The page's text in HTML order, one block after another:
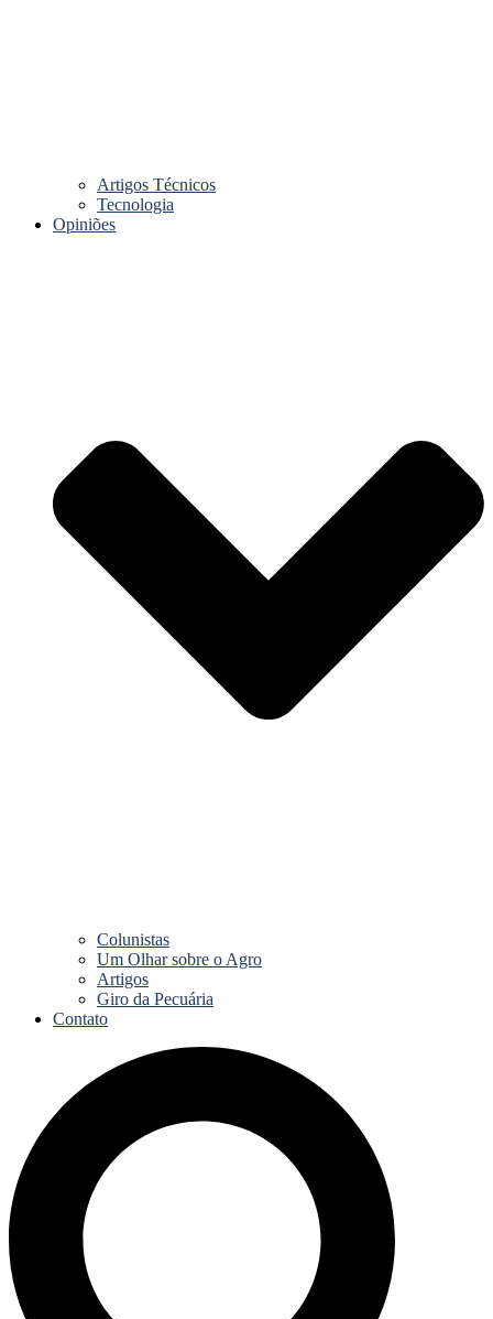
Artigos Técnicos
Tecnologia
Opiniões
Colunistas
Um Olhar sobre o Agro
Artigos
Giro da Pecuária
Contato